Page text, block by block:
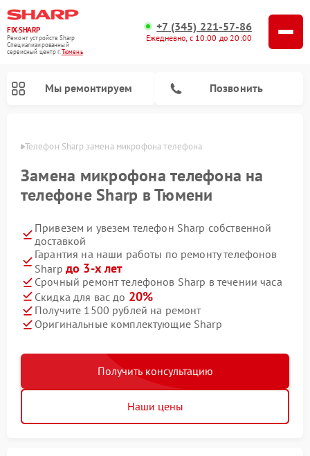
FIX-SHARP
Ремонт устройств Sharp
Специализированный
cервисный центр г.Тюмень
+7 (345) 221-57-86
Ежедневно, с 10:00 до 20:00
Мы ремонтируем Позвонить
Телефон Sharp замена микрофона телефона
Замена микрофона телефона на
телефоне Sharp в Тюмени
Привезем и увезем телефон Sharp собственной
доставкой
Гарантия на наши работы по ремонту телефонов
Sharp до 3-х лет
Срочный ремонт телефонов Sharp в течении часа
Скидка для вас до 20%
Получите 1500 рублей на ремонт
Оригинальные комплектующие Sharp
Получить консультацию
Наши цены